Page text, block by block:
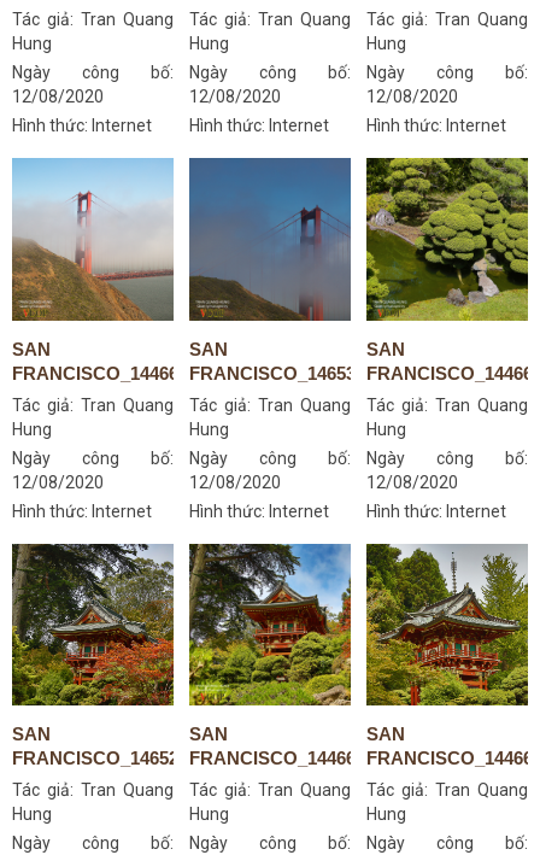
Tác giả:Tran Quang
Hung
Ngày công bố:
12/08/2020
Hình thức: Internet
Tác giả: Tran Quang
Hung
Ngày công bố:
12/08/2020
Hình thức: Internet
Tác giả: Tran Quang
Hung
Ngày công bố:
12/08/2020
Hình thức: Internet
SAN
FRANCISCO_14466844097
Tác giả:Tran Quang
Hung
Ngày công bố:
12/08/2020
Hình thức: Internet
SAN
FRANCISCO_14653258705
Tác giả: Tran Quang
Hung
Ngày công bố:
12/08/2020
Hình thức: Internet
SAN
Tác giả: Tran Quang
Hung
Ngày công bố:
12/08/2020
Hình thức: Internet
SAN
FRANCISCO_14652870042
Tác giả:Tran Quang
Hung
Ngày công bố:
SAN
FRANCISCO_14466632979
Tác giả: Tran Quang
Hung
Ngày công bố:
SAN
Tác giả: Tran Quang
Hung
Ngày công bố: